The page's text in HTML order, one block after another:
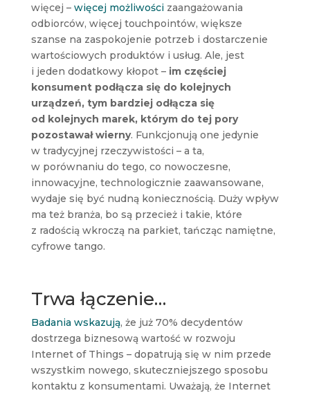
więcej – więcej możliwościzaangażowania
odbiorców, więcej touchpointów, większe
szanse na zaspokojenie potrzeb i dostarczenie
wartościowych produktów i usług. Ale, jest
i jeden dodatkowy kłopot – im częściej
konsument podłącza się do kolejnych
urządzeń, tym bardziej odłącza się
od kolejnych marek, którym do tej pory
pozostawał wierny. Funkcjonują one jedynie
w tradycyjnej rzeczywistości – a ta,
w porównaniu do tego, co nowoczesne,
innowacyjne, technologicznie zaawansowane,
wydaje się być nudną koniecznością. Duży wpływ
ma też branża, bo są przecież i takie, które
z radością wkroczą na parkiet, tańcząc namiętne,
cyfrowe tango.
Trwa łączenie…
Badania wskazują, że już 70% decydentów
dostrzega biznesową wartość w rozwoju
Internet of Things – dopatrują się w nim przede
wszystkim nowego, skuteczniejszego sposobu
kontaktu z konsumentami. Uważają, że Internet